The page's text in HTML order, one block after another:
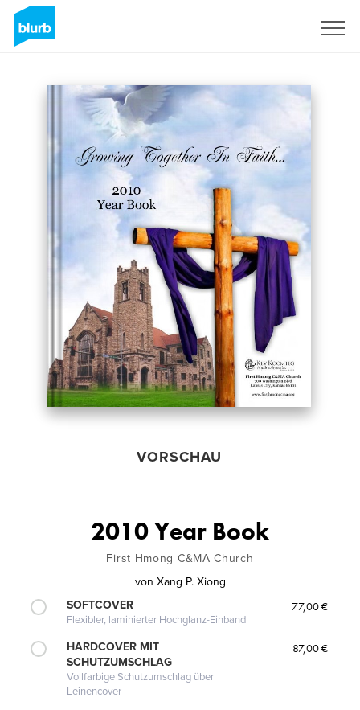
VORSCHAU
2010 Year Book
First Hmong C&MA Church
von Xang P. Xiong
SOFTCOVER
Flexibler, laminierter Hochglanz-Einband
77,00 €
HARDCOVER MIT
SCHUTZUMSCHLAG
Vollfarbige Schutzumschlag über
Leinencover
87,00 €